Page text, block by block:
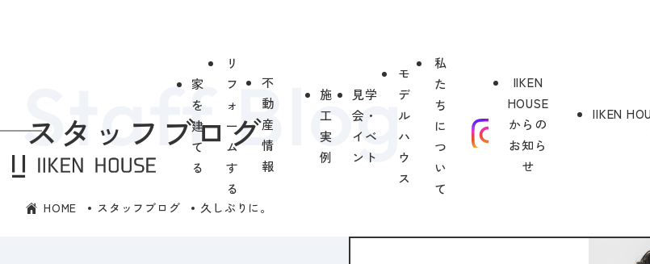
家
を
建
て
る
リ
フ
ォ
ー
ム
す
る
不
動
産
情
報
施
工
実
例
見学
会・
イベ
ント
モ
デ
ル
ハ
ウ
ス
私
た
ち
に
つ
い
て
IIKEN
HOUSE
からの
お知ら
せ
IIKEN
スタッフブログ
HOME スタッフブログ 久しぶりに。